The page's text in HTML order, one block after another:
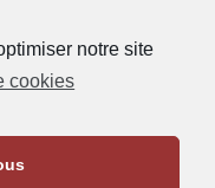
notre site
cookies